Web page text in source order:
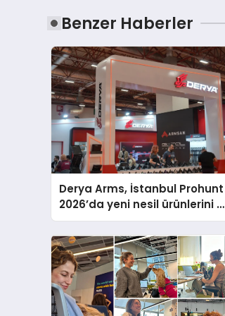
Benzer Haberler
Derya Arms, İstanbul Prohunt
2026’da yeni nesil ürünlerini ve
global marka vizyonunu
sergiledi